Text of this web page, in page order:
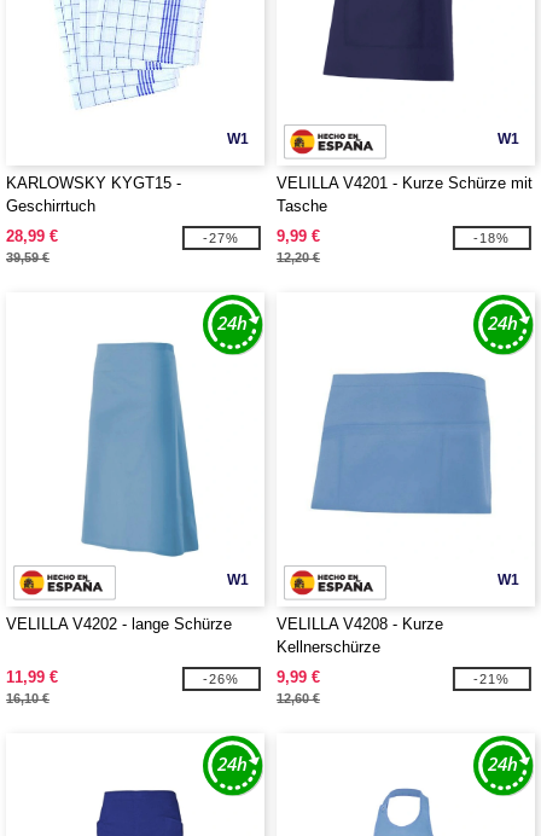
W1
KARLOWSKY KYGT15 -
Geschirrtuch
28,99 €
39,59 €
-27%
W1
VELILLA V4201 - Kurze Schürze mit
Tasche
9,99 €
12,20 €
-18%
W1
VELILLA V4202 - lange Schürze
11,99 €
16,10 €
-26%
W1
VELILLA V4208 - Kurze
Kellnerschürze
9,99 €
12,60 €
-21%